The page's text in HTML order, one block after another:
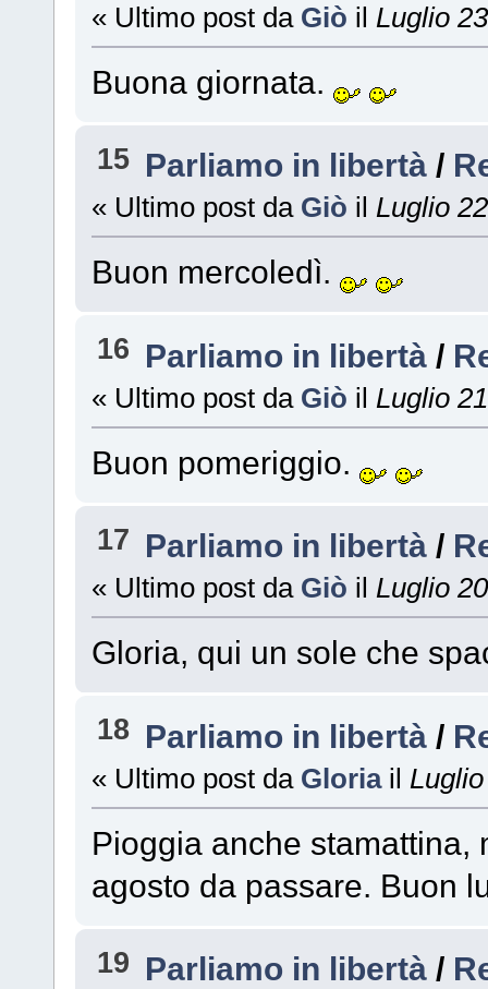
« Ultimo post da Giò il Luglio
Buona giornata.
15 Parliamo in libertà /
« Ultimo post da Giò il Luglio
Buon mercoledì.
16 Parliamo in libertà /
« Ultimo post da Giò il Luglio
Buon pomeriggio.
17 Parliamo in libertà /
« Ultimo post da Giò il Luglio
Gloria, qui un sole che
18 Parliamo in libertà /
« Ultimo post da Gloria il
Pioggia anche stamattina,
agosto da passare. Buon
19 Parliamo in libertà /